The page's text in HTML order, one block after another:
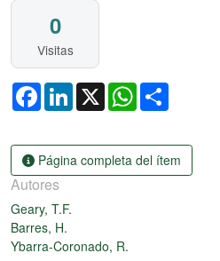
0
Visitas
FacebookLinkedIn
X WhatsApp
Página completa del ítem
Autores
Geary, T.F.
Barres, H.
Ybarra-Coronado, R.